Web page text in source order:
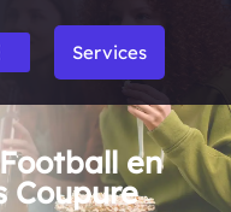
Services
Football en
Coupure